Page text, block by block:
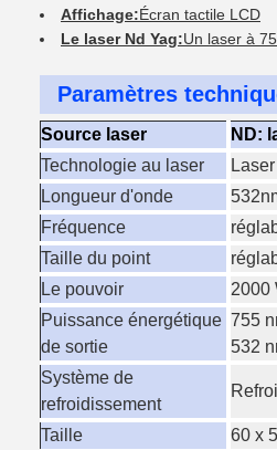
Affichage:Écran tactile LCD
Le laser Nd Yag:Un laser à
Paramètres
Source laser
ND:
Technologie au laser
Longueur d'onde
Fréquence
Taille du point
Le pouvoir
2000
Puissance énergétique
de sortie
755
532
Système de
refroidissement
Taille
60 x